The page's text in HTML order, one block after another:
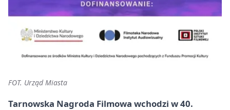
FOT. Urząd Miasta
Tarnowska Nagroda Filmowa wchodzi w 40.